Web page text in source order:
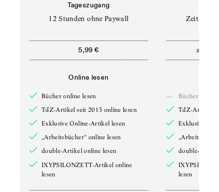
Tageszugang
12 Stunden ohne Paywall
5,99 €
Online lesen
Bücher online lesen
TdZ-Artikel seit 2013 online lesen
Exklusive Online-Artikel lesen
„Arbeitsbücher“ online lesen
double-Artikel online lesen
IXYPSILONZETT-Artikel online
lesen
ab
—
Bücher online
TdZ-Artikel
Exklusive
double-
lesen